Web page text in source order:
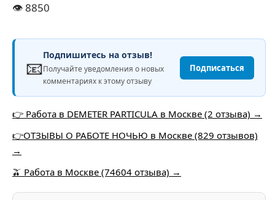
👁️8850
📧
Подпишитесь на отзыв!
Получайте уведомления о новых
комментариях к этому отзыву
Подписаться
👉 Работа в DEMETER PARTICULA в Москве (2 отзыва) →
👉ОТЗЫВЫ О РАБОТЕ НОЧЬЮ в Москве (829 отзывов)
→
🫒 Работа в Москве (74604 отзыва) →